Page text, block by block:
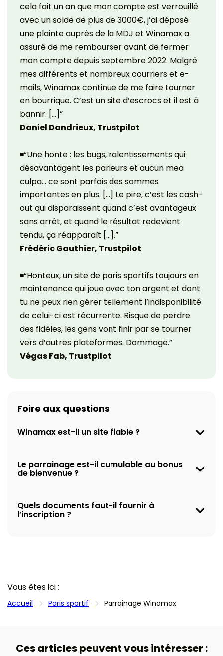
cela fait un an que mon compte est verrouillé
avec un solde de plus de 3000€, j’ai déposé
une plainte auprès de la MDJ et Winamax a
assuré de me rembourser avant de fermer
mon compte depuis septembre 2022. Malgré
mes différents et nombreux courriers et e-
mails, Winamax continue de me faire tourner
en bourrique. C’est un site d’escrocs et il est à
bannir. […]”
Daniel Dandrieux, Trustpilot
◾“Une honte : les bugs, ralentissements qui
désavantagent les parieurs et aucun mea
culpa… ce sont parfois des sommes
importantes en plus. […] Le pire, c’est les cash-
out qui disparaissent quand c’est avantageux
sans arrêt, et quand le résultat redevient
tendu, ça réapparaît […].”
Frédéric Gauthier, Trustpilot
◾“Honteux, un site de paris sportifs toujours en
maintenance qui joue avec ton argent et dont
tu ne peux rien gérer tellement l’indisponibilité
de celui-ci est récurrente. Risque de perdre
des fidèles, les gens vont finir par se tourner
vers d’autres plateformes. Dommage.”
Végas Fab, Trustpilot
Foire aux questions
Winamax est-il un site fiable ?
Le parrainage est-il cumulable au bonus
de bienvenue ?
Quels documents faut-il fournir à
l’inscription ?
Vous êtes ici :
Accueil Paris sportif Parrainage Winamax
Ces articles peuvent vous intéresser :